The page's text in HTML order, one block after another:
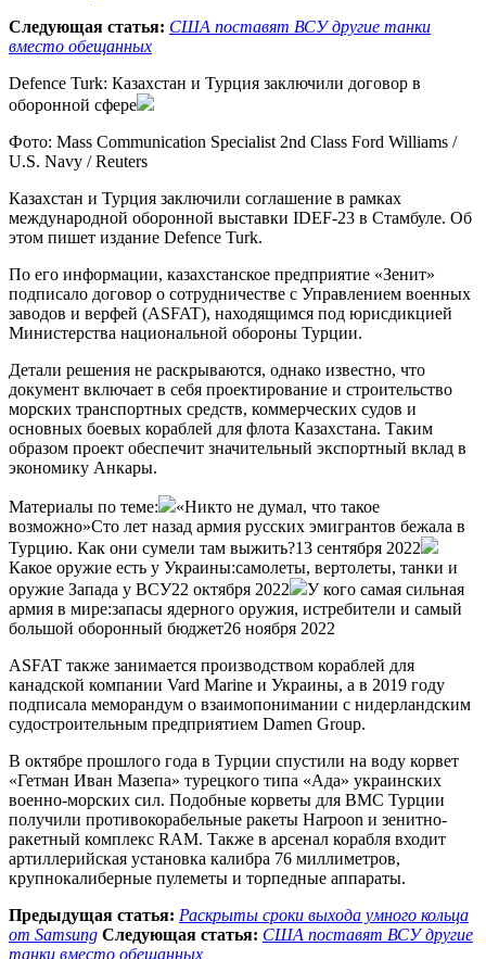
Следующая статья: США поставят ВСУ другие танки
вместо обещанных
Defence Turk: Казахстан и Турция заключили договор в
оборонной сфере
Фото: Mass Communication Specialist 2nd Class Ford Williams /
U.S. Navy / Reuters
Казахстан и Турция заключили соглашение в рамках
международной оборонной выставки IDEF-23 в Стамбуле. Об
этом пишет издание Defence Turk.
По его информации, казахстанское предприятие «Зенит»
подписало договор о сотрудничестве с Управлением военных
заводов и верфей (ASFAT), находящимся под юрисдикцией
Министерства национальной обороны Турции.
Детали решения не раскрываются, однако известно, что
документ включает в себя проектирование и строительство
морских транспортных средств, коммерческих судов и
основных боевых кораблей для флота Казахстана. Таким
образом проект обеспечит значительный экспортный вклад в
экономику Анкары.
Материалы по теме:
«Никто не думал, что такое
возможно»Сто лет назад армия русских эмигрантов бежала в
Турцию. Как они сумели там выжить?13 сентября 2022
Какое оружие есть у Украины:самолеты, вертолеты, танки и
оружие Запада у ВСУ22 октября 2022
У кого самая сильная
армия в мире:запасы ядерного оружия, истребители и самый
большой оборонный бюджет26 ноября 2022
ASFAT также занимается производством кораблей для
канадской компании Vard Marine и Украины, а в 2019 году
подписала меморандум о взаимопонимании с нидерландским
судостроительным предприятием Damen Group.
В октябре прошлого года в Турции спустили на воду корвет
«Гетман Иван Мазепа» турецкого типа «Ада» украинских
военно-морских сил. Подобные корветы для ВМС Турции
получили противокорабельные ракеты Harpoon и зенитно-
ракетный комплекс RAM. Также в арсенал корабля входит
артиллерийская установка калибра 76 миллиметров,
крупнокалиберные пулеметы и торпедные аппараты.
Предыдущая статья: Раскрыты сроки выхода умного кольца
от Samsung Следующая статья: США поставят ВСУ другие
танки вместо обещанных